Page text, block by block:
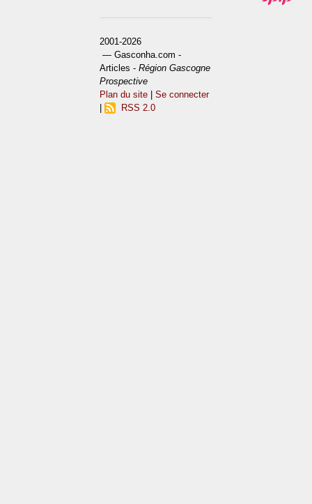
2001-2026
— Gasconha.com -
Articles -Région Gascogne
Prospective
Plan du site |Se connecter
RSS 2.0